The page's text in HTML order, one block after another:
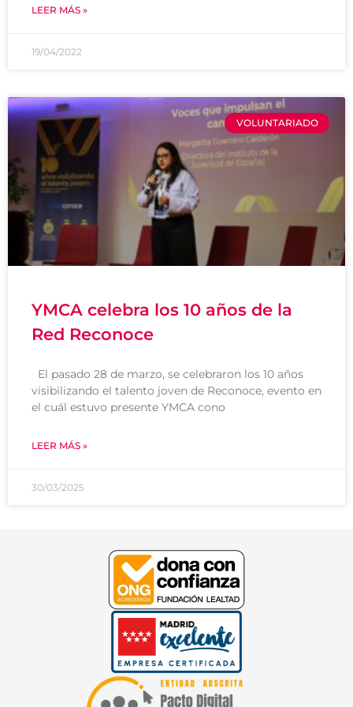
LEER MÁS »
19/04/2022
VOLUNTARIADO
YMCA celebra los 10 años de la
Red Reconoce
El pasado 28 de marzo, se celebraron los 10 años
visibilizando el talento joven de Reconoce, evento en
el cuál estuvo presente YMCA cono
LEER MÁS »
30/03/2025